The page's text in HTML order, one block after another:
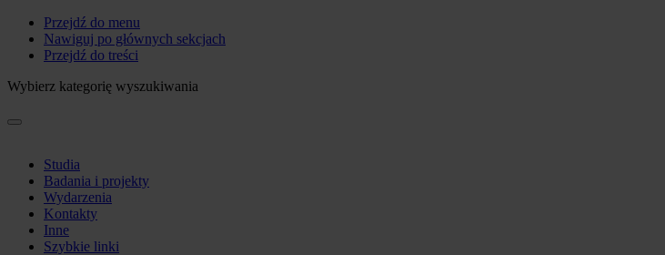
Przejdź do menu
Nawiguj po głównych sekcjach
Przejdź do treści
Wybierz kategorię wyszukiwania
Studia
Badania i projekty
Wydarzenia
Kontakty
Inne
Szybkie linki